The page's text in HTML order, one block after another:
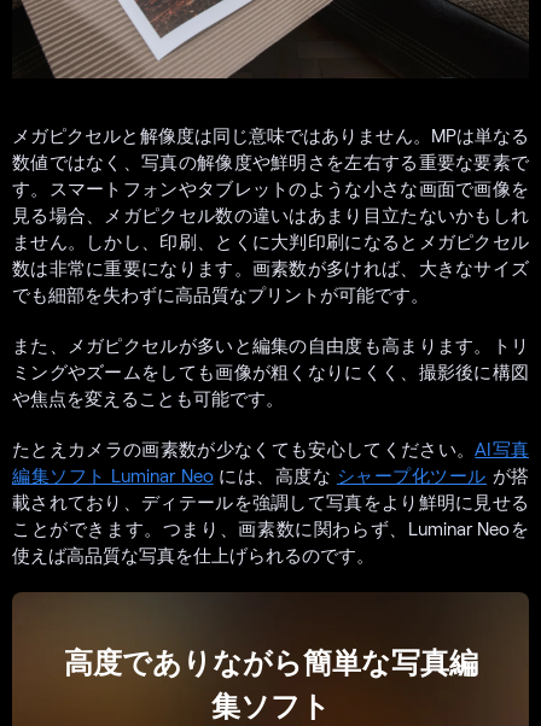
メガピクセルと解像度は同じ意味ではありません。MPは単なる
数値ではなく、写真の解像度や鮮明さを左右する重要な要素で
す。スマートフォンやタブレットのような小さな画面で画像を
見る場合、メガピクセル数の違いはあまり目立たないかもしれ
ません。しかし、印刷、とくに大判印刷になるとメガピクセル
数は非常に重要になります。画素数が多ければ、大きなサイズ
でも細部を失わずに高品質なプリントが可能です。
また、メガピクセルが多いと編集の自由度も高まります。トリ
ミングやズームをしても画像が粗くなりにくく、撮影後に構図
や焦点を変えることも可能です。
たとえカメラの画素数が少なくても安心してください。AI写真
編集ソフト Luminar Neoには、高度な シャープ化ツール が搭
載されており、ディテールを強調して写真をより鮮明に見せる
ことができます。つまり、画素数に関わらず、Luminar Neoを
使えば高品質な写真を仕上げられるのです。
高度でありながら簡単な写真編
集ソフト